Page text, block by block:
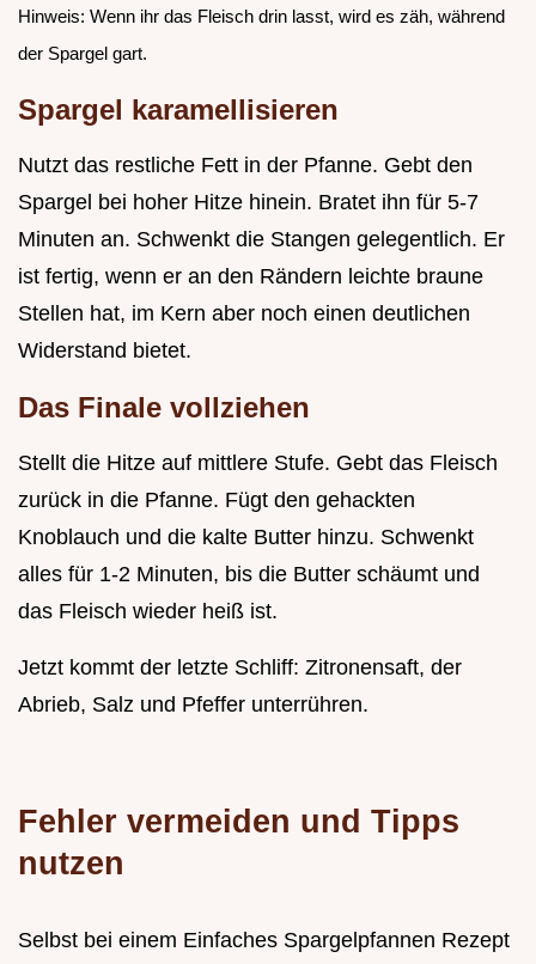
Hinweis: Wenn ihr das Fleisch drin lasst, wird es zäh, während
der Spargel gart.
Spargel karamellisieren
Nutzt das restliche Fett in der Pfanne. Gebt den
Spargel bei hoher Hitze hinein. Bratet ihn für 5-7
Minuten an. Schwenkt die Stangen gelegentlich. Er
ist fertig, wenn er an den Rändern leichte braune
Stellen hat, im Kern aber noch einen deutlichen
Widerstand bietet.
Das Finale vollziehen
Stellt die Hitze auf mittlere Stufe. Gebt das Fleisch
zurück in die Pfanne. Fügt den gehackten
Knoblauch und die kalte Butter hinzu. Schwenkt
alles für 1-2 Minuten, bis die Butter schäumt und
das Fleisch wieder heiß ist.
Jetzt kommt der letzte Schliff: Zitronensaft, der
Abrieb, Salz und Pfeffer unterrühren.
Fehler vermeiden und Tipps
nutzen
Selbst bei einem Einfaches Spargelpfannen Rezept